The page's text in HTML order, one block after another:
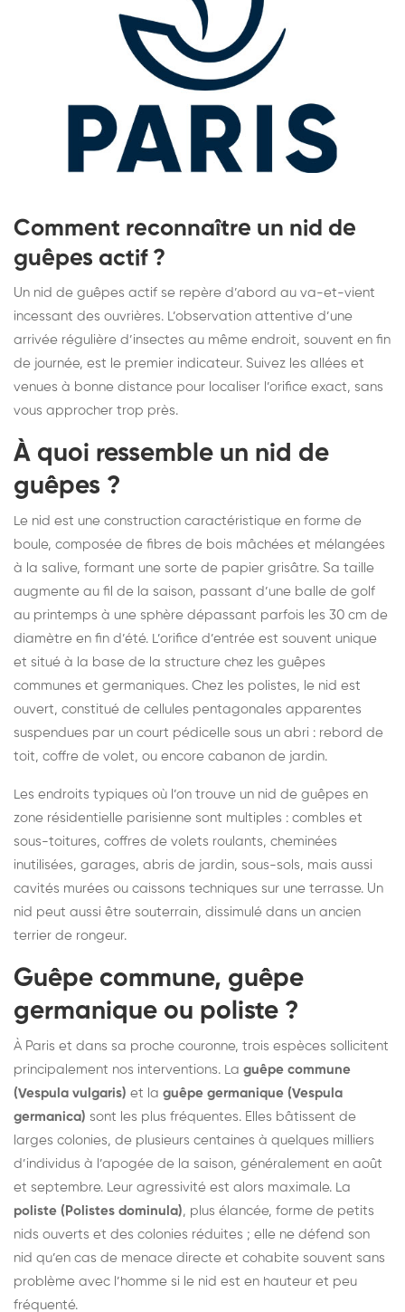
Comment reconnaître un nid de
guêpes actif ?
Un nid de guêpes actif se repère d’abord au va-et-vient
incessant des ouvrières. L’observation attentive d’une
arrivée régulière d’insectes au même endroit, souvent en fin
de journée, est le premier indicateur. Suivez les allées et
venues à bonne distance pour localiser l’orifice exact, sans
vous approcher trop près.
À quoi ressemble un nid de
guêpes ?
Le nid est une construction caractéristique en forme de
boule, composée de fibres de bois mâchées et mélangées
à la salive, formant une sorte de papier grisâtre. Sa taille
augmente au fil de la saison, passant d’une balle de golf
au printemps à une sphère dépassant parfois les 30 cm de
diamètre en fin d’été. L’orifice d’entrée est souvent unique
et situé à la base de la structure chez les guêpes
communes et germaniques. Chez les polistes, le nid est
ouvert, constitué de cellules pentagonales apparentes
suspendues par un court pédicelle sous un abri : rebord de
toit, coffre de volet, ou encore cabanon de jardin.
Les endroits typiques où l’on trouve un nid de guêpes en
zone résidentielle parisienne sont multiples : combles et
sous-toitures, coffres de volets roulants, cheminées
inutilisées, garages, abris de jardin, sous-sols, mais aussi
cavités murées ou caissons techniques sur une terrasse. Un
nid peut aussi être souterrain, dissimulé dans un ancien
terrier de rongeur.
Guêpe commune, guêpe
germanique ou poliste ?
À Paris et dans sa proche couronne, trois espèces sollicitent
principalement nos interventions. La guêpe commune
(Vespula vulgaris) et la guêpe germanique (Vespula
germanica) sont les plus fréquentes. Elles bâtissent de
larges colonies, de plusieurs centaines à quelques milliers
d’individus à l’apogée de la saison, généralement en août
et septembre. Leur agressivité est alors maximale. La
poliste (Polistes dominula), plus élancée, forme de petits
nids ouverts et des colonies réduites ; elle ne défend son
nid qu’en cas de menace directe et cohabite souvent sans
problème avec l’homme si le nid est en hauteur et peu
fréquenté.